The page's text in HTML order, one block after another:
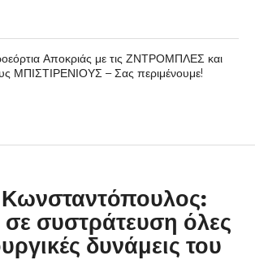
Αποκριάς με τις ΖΝΤΡΟΜΠΛΕΣ και
ΜΠΙΣΤΙΡΕΝΙΟΥΣ – Σας περιμένουμε!
συστράτευση όλες
δυνάμεις του